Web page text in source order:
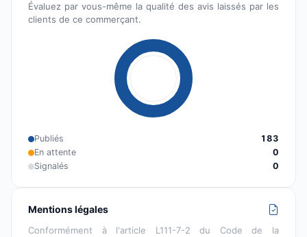
Évaluez par vous-même la qualité des avis laissés par les
clients de ce commerçant.
Publiés
183
En attente
0
Signalés
0
Mentions légales
Conformément à l'article L111-7-2 du Code de la